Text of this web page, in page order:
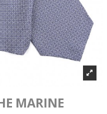
MARINE